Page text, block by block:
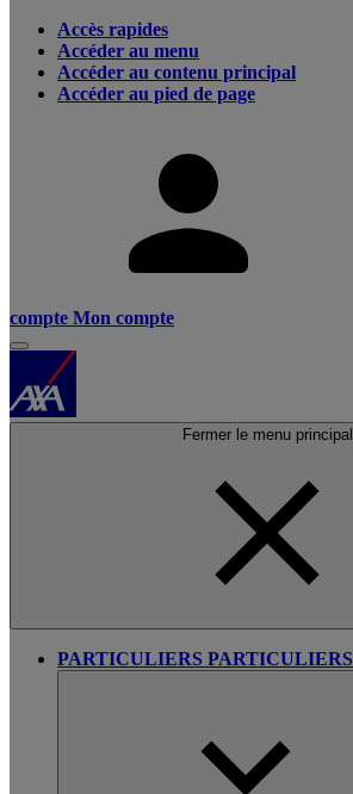
Accès rapides
Accéder au menu
Accéder au contenu principal
Accéder au pied de page
compte Mon compte
Fermer le menu principal
PARTICULIERS PARTICULIERS